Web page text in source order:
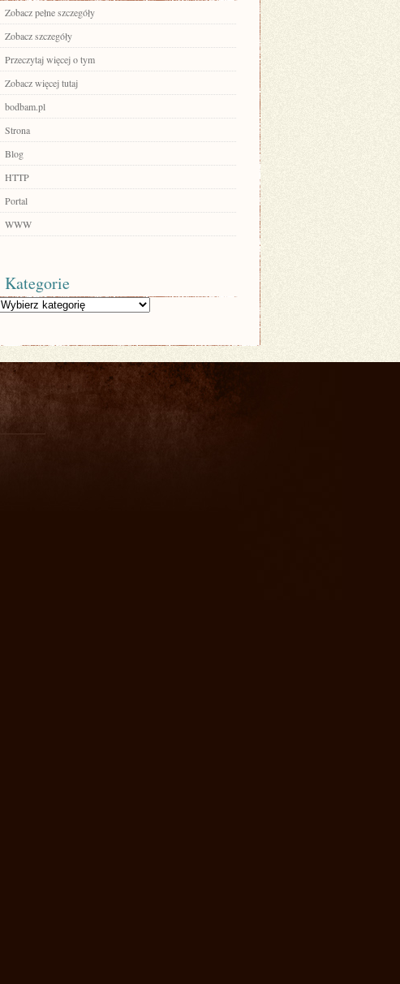
Zobacz pełne szczegóły
Zobacz szczegóły
Przeczytaj więcej o tym
Zobacz więcej tutaj
bodbam.pl
Strona
Blog
HTTP
Portal
WWW
Kategorie
Kategorie